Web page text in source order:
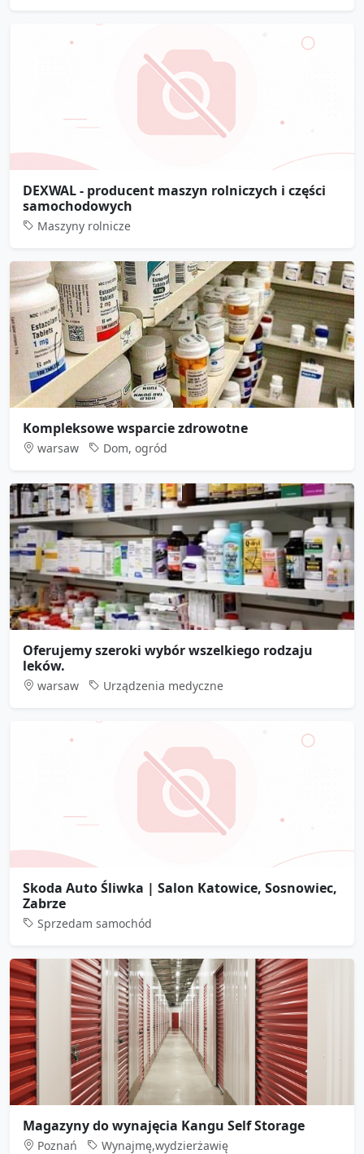
DEXWAL - producent maszyn rolniczych i części
samochodowych
Maszyny rolnicze
Kompleksowe wsparcie zdrowotne
warsaw Dom, ogród
Oferujemy szeroki wybór wszelkiego rodzaju
leków.
warsaw Urządzenia medyczne
Skoda Auto Śliwka | Salon Katowice, Sosnowiec,
Zabrze
Sprzedam samochód
Magazyny do wynajęcia Kangu Self Storage
Poznań Wynajmę,wydzierżawię